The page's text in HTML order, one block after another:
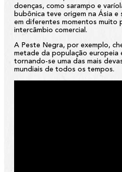
doenças, como sarampo e
bubônica teve origem na Ásia e
em diferentes momentos muito
intercâmbio comercial.
A Peste Negra, por exemplo,
metade da população europeia
tornando-se uma das mais
mundiais de todos os tempos.